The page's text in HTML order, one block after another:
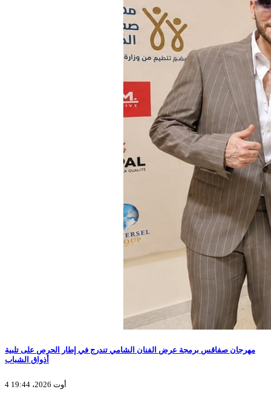
مهرجان صفاقس برمجة عرض الفنان الشامي تندرج في إطار الحرص على تلبية
أذواق الشباب
4 أوت 2026، 19:44